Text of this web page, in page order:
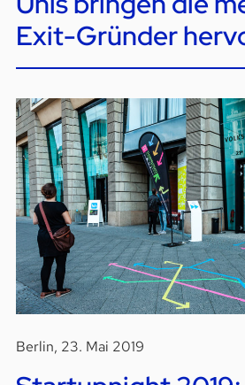
Exit-Gründer
Berlin, 23. Mai 2019